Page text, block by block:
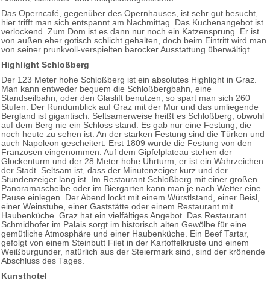
Das Operncafé, gegenüber des Opernhauses, ist sehr gut besucht,
hier trifft man sich entspannt am Nachmittag. Das Kuchenangebot ist
verlockend. Zum Dom ist es dann nur noch ein Katzensprung. Er ist
von außen eher gotisch schlicht gehalten, doch beim Eintritt wird man
von seiner prunkvoll-verspielten barocker Ausstattung überwältigt.
Highlight Schloßberg
Der 123 Meter hohe Schloßberg ist ein absolutes Highlight in Graz.
Man kann entweder bequem die Schloßbergbahn, eine
Standseilbahn, oder den Glaslift benutzen, so spart man sich 260
Stufen. Der Rundumblick auf Graz mit der Mur und das umliegende
Bergland ist gigantisch. Seltsamerweise heißt es Schloßberg, obwohl
auf dem Berg nie ein Schloss stand. Es gab nur eine Festung, die
noch heute zu sehen ist. An der starken Festung sind die Türken und
auch Napoleon gescheitert. Erst 1809 wurde die Festung von den
Franzosen eingenommen. Auf dem Gipfelplateau stehen der
Glockenturm und der 28 Meter hohe Uhrturm, er ist ein Wahrzeichen
der Stadt. Seltsam ist, dass der Minutenzeiger kurz und der
Stundenzeiger lang ist. Im Restaurant Schloßberg mit einer großen
Panoramascheibe oder im Biergarten kann man je nach Wetter eine
Pause einlegen. Der Abend lockt mit einem Würstlstand, einer Beisl,
einer Weinstube, einer Gaststätte oder einem Restaurant mit
Haubenküche. Graz hat ein vielfältiges Angebot. Das Restaurant
Schmidhofer im Palais sorgt im historisch alten Gewölbe für eine
gemütliche Atmosphäre und einer Haubenküche. Ein Beef Tartar,
gefolgt von einem Steinbutt Filet in der Kartoffelkruste und einem
Weißburgunder, natürlich aus der Steiermark sind, sind der krönende
Abschluss des Tages.
Kunsthotel